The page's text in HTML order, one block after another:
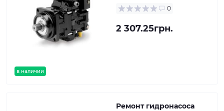
в наличии
0
2 307.25грн.
Ремонт гидронасоса